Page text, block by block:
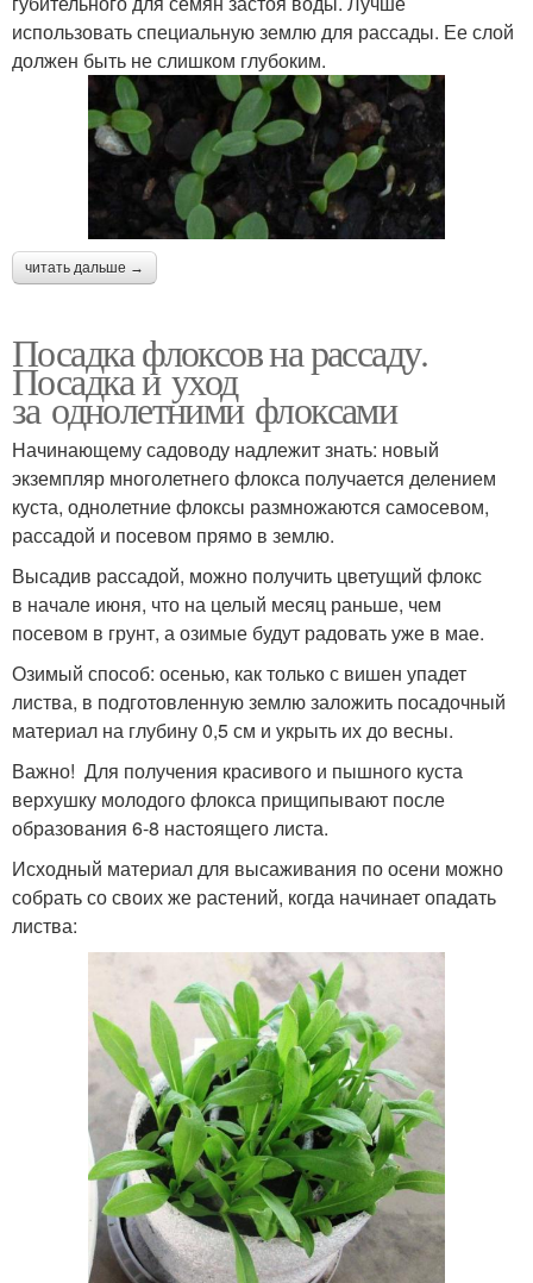
использовать специальную землю для рассады. Ее слой
должен быть не слишком глубоким.
читать дальше →
Посадка флоксов на рассаду.
Посадка и уход
за однолетними флоксами
Начинающему садоводу надлежит знать: новый
экземпляр многолетнего флокса получается делением
куста, однолетние флоксы размножаются самосевом,
рассадой и посевом прямо в землю.
Высадив рассадой, можно получить цветущий флокс
в начале июня, что на целый месяц раньше, чем
посевом в грунт, а озимые будут радовать уже в мае.
Озимый способ: осенью, как только с вишен упадет
листва, в подготовленную землю заложить посадочный
материал на глубину 0,5 см и укрыть их до весны.
Важно! Для получения красивого и пышного куста
верхушку молодого флокса прищипывают после
образования 6-8 настоящего листа.
Исходный материал для высаживания по осени можно
собрать со своих же растений, когда начинает опадать
листва: